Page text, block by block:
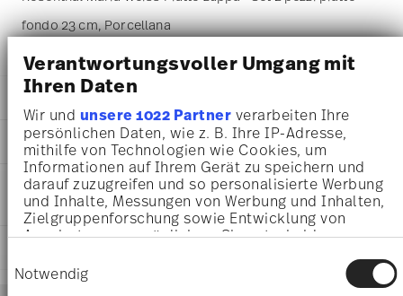
Verantwortungsvoller Umgang mit
Ihren Daten
Wir und unsere 1022 Partnerverarbeiten Ihre
persönlichen Daten, wie z. B. Ihre IP-Adresse,
mithilfe von Technologien wie Cookies, um
Informationen auf Ihrem Gerät zu speichern und
darauf zuzugreifen und so personalisierte Werbung
und Inhalte, Messungen von Werbung und Inhalten,
Zielgruppenforschung sowie Entwicklung von
Angeboten zu ermöglichen. Sie entscheiden
Sie können Ihre Einwilligung jederzeit über die
Cookie-Erklärung oder durch Klicken auf das
Notwendig
fondo 23 cm, Porcellana
DETTAGLI
Rosenthal
Maria
Bianco
Porcellana
White
10430-800001-28307
4012438545042
DIMENSIONI
24,50 cm
23,50 cm
5,30 cm
900 gr
INFORMAZIONI SU CURA E
SICUREZZA